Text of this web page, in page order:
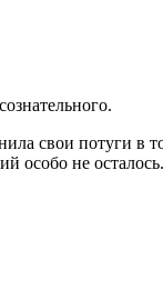
свои потуги в
особо не